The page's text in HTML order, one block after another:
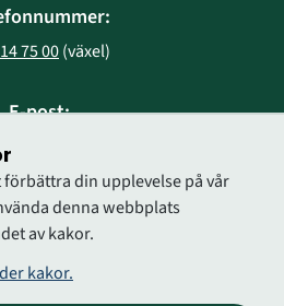
din upplevelse på vår
denna webbplats
av kakor.
kakor.
75 00 (växel)
E-post: